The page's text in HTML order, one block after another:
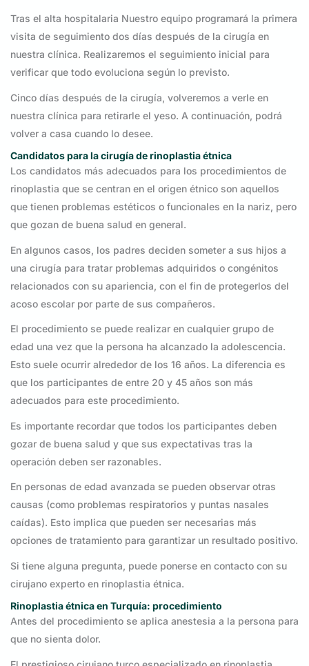
Tras el alta hospitalaria Nuestro equipo programará la primera
visita de seguimiento dos días después de la cirugía en
nuestra clínica. Realizaremos el seguimiento inicial para
verificar que todo evoluciona según lo previsto.
Cinco días después de la cirugía, volveremos a verle en
nuestra clínica para retirarle el yeso. A continuación, podrá
volver a casa cuando lo desee.
Candidatos para la cirugía de rinoplastia étnica
Los candidatos más adecuados para los procedimientos de
rinoplastia que se centran en el origen étnico son aquellos
que tienen problemas estéticos o funcionales en la nariz, pero
que gozan de buena salud en general.
En algunos casos, los padres deciden someter a sus hijos a
una cirugía para tratar problemas adquiridos o congénitos
relacionados con su apariencia, con el fin de protegerlos del
acoso escolar por parte de sus compañeros.
El procedimiento se puede realizar en cualquier grupo de
edad una vez que la persona ha alcanzado la adolescencia.
Esto suele ocurrir alrededor de los 16 años. La diferencia es
que los participantes de entre 20 y 45 años son más
adecuados para este procedimiento.
Es importante recordar que todos los participantes deben
gozar de buena salud y que sus expectativas tras la
operación deben ser razonables.
En personas de edad avanzada se pueden observar otras
causas (como problemas respiratorios y puntas nasales
caídas). Esto implica que pueden ser necesarias más
opciones de tratamiento para garantizar un resultado positivo.
Si tiene alguna pregunta, puede ponerse en contacto con su
cirujano experto en rinoplastia étnica.
Rinoplastia étnica en Turquía: procedimiento
Antes del procedimiento se aplica anestesia a la persona para
que no sienta dolor.